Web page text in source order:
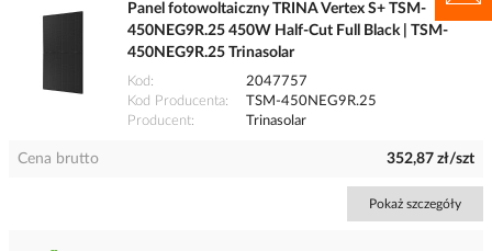
Panel fotowoltaiczny TRINA Vertex S+ TSM-
450NEG9R.25 450W Half-Cut Full Black | TSM-
450NEG9R.25 Trinasolar
Kod
2047757
Kod Producenta
TSM-450NEG9R.25
Producent
Trinasolar
Cena brutto 352,87 zł/szt
Pokaż szczegóły